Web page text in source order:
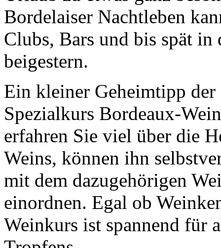
Bordelaiser Nachtleben
Clubs, Bars und bis spät in
beigestern.
Ein kleiner Geheimtipp der
Spezialkurs Bordeaux-
erfahren Sie viel über die
Weins, können ihn
mit dem dazugehörigen
einordnen. Egal ob
Weinkurs ist spannend für